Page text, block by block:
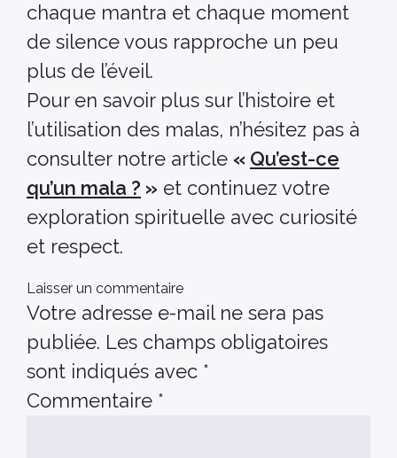
chaque mantra et chaque moment
de silence vous rapproche un peu
plus de l’éveil.
Pour en savoir plus sur l’histoire et
l’utilisation des malas, n’hésitez pas à
consulter notre article « Qu’est-ce
qu’un mala ? » et continuez votre
exploration spirituelle avec curiosité
et respect.
Laisser un commentaire
Votre adresse e-mail ne sera pas
publiée. Les champs obligatoires
sont indiqués avec *
Commentaire *